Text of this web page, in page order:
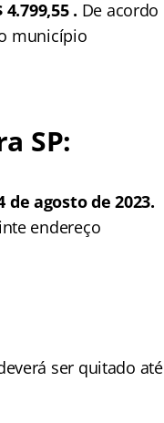
. De acordo
município
SP:
agosto de 2023.
endereço
ser quitado até